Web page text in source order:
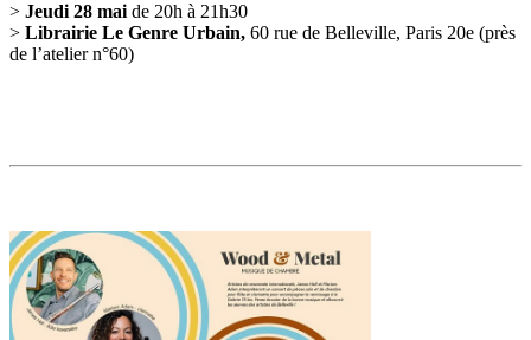
> Jeudi 28 mai de 20h à 21h30
> Librairie Le Genre Urbain, 60 rue de Belleville, Paris 20e (près
de l’atelier n°60)